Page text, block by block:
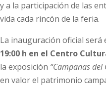
y a la participación de las
vida cada rincón de la feria.
La inauguración oficial será
19:00 h en el Centro
la exposición “Campanas del
en valor el patrimonio